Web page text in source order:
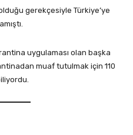
gerekçesiyle Türkiye’ye
uygulaması olan başka
muaf tutulmak için 110